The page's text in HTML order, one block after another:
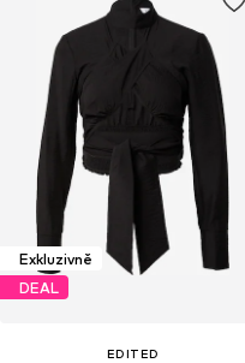
Exkluzivně
DEAL
EDITED